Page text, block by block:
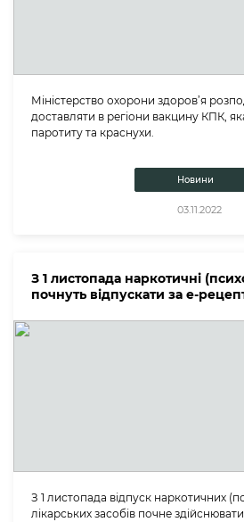
Міністерство охорони здоров’я
доставляти в регіони вакцину КПК,
паротиту та краснухи.
Новини
03.11.2022
З 1 листопада наркотичні
почнуть відпускати за е-
З 1 листопада відпуск наркотичних
лікарських засобів почне